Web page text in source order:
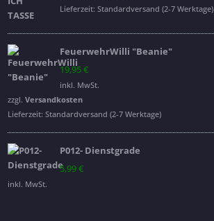
16,95 € 14,95 €.
Lieferzeit: Standardversand (2-7 Werktage)
FeuerwehrWilli "Beanie"
19,95€
inkl. MwSt.
zzgl. Versandkosten
Lieferzeit: Standardversand (2-7 Werktage)
P012- Dienstgrade
5,99€
inkl. MwSt.